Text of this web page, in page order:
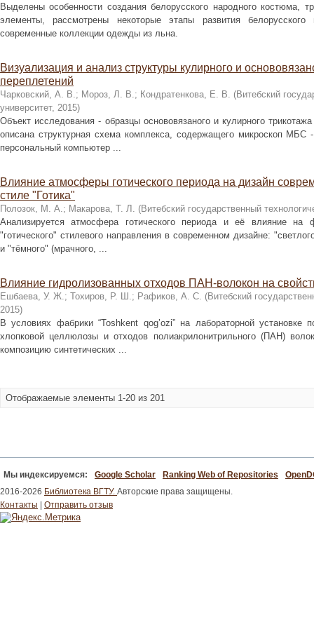
Выделены особенности создания белорусского народного костюма,
элементы, рассмотрены некоторые этапы развития белорусского
современные коллекции одежды из льна.
Визуализация и анализ структуры кулирного и
переплетений
Чарковский, А. В.; Мороз, Л. В.; Кондратенкова, Е. В. (Витебский
университет, 2015)
Объект исследования - образцы основовязаного и кулирного
описана структурная схема комплекса, содержащего микроскоп МБС
персональный компьютер ...
Влияние атмосферы готического периода на дизайн
стиле "Готика"
Полозок, М. А.; Макарова, Т. Л. (Витебский государственный
Анализируется атмосфера готического периода и её влияние на
"готического" стилевого направления в современном дизайне:
и "тёмного" (мрачного, ...
Влияние гидролизованных отходов ПАН-волокон на
Ешбаева, У. Ж.; Тохиров, Р. Ш.; Рафиков, А. С. (Витебский
2015)
В условиях фабрики “Toshkent qog’ozi” на лабораторной установке
хлопковой целлюлозы и отходов полиакрилонитрильного (ПАН)
композицию синтетических ...
Отображаемые элементы 1-20 из 201
Мы индексируемся: Google Scholar Ranking Web of Repositories
2016-2026 Библиотека ВГТУ. Авторские права защищены.
Контакты
Отправить отзыв